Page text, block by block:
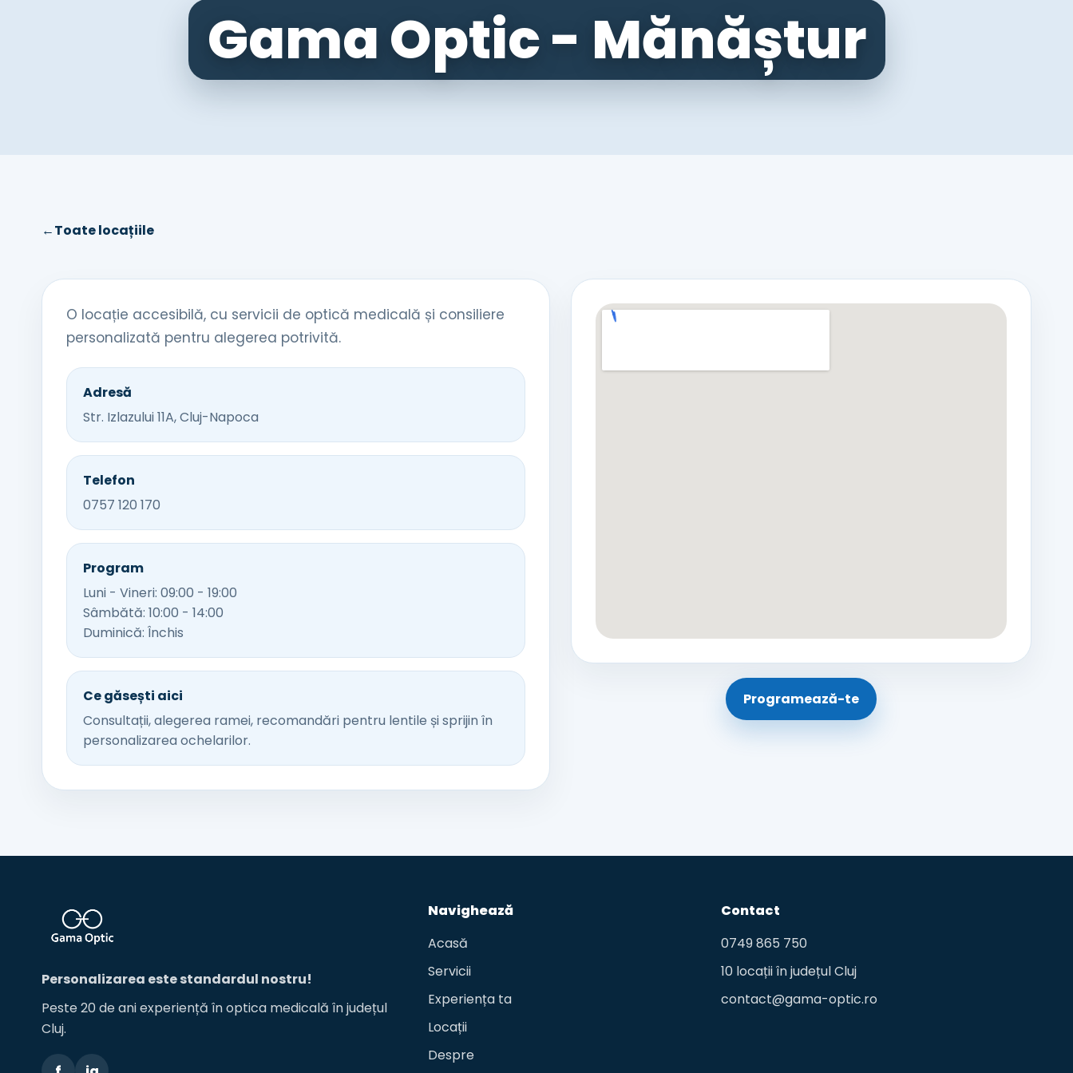
Gama Optic - Mănăștur
←Toate locațiile
O locație accesibilă, cu servicii de optică medicală și consiliere
personalizată pentru alegerea potrivită.
Adresă
Str. Izlazului 11A, Cluj-Napoca
Telefon
0757 120 170
Program
Luni - Vineri: 09:00 - 19:00
Sâmbătă: 10:00 - 14:00
Duminică: Închis
Ce găsești aici
Consultații, alegerea ramei, recomandări pentru lentile și sprijin în
personalizarea ochelarilor.
Programează-te
Personalizarea este standardul nostru!
Peste 20 de ani experiență în optica medicală în județul
Cluj.
Navighează
Acasă
Servicii
Experiența ta
Locații
Despre
Contact
0749 865 750
10 locații în județul Cluj
contact@gama-optic.ro